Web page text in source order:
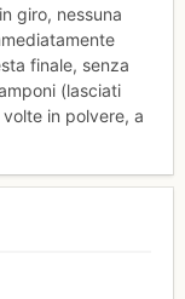
giro, nessuna
finale, senza
(lasciati
in polvere, a